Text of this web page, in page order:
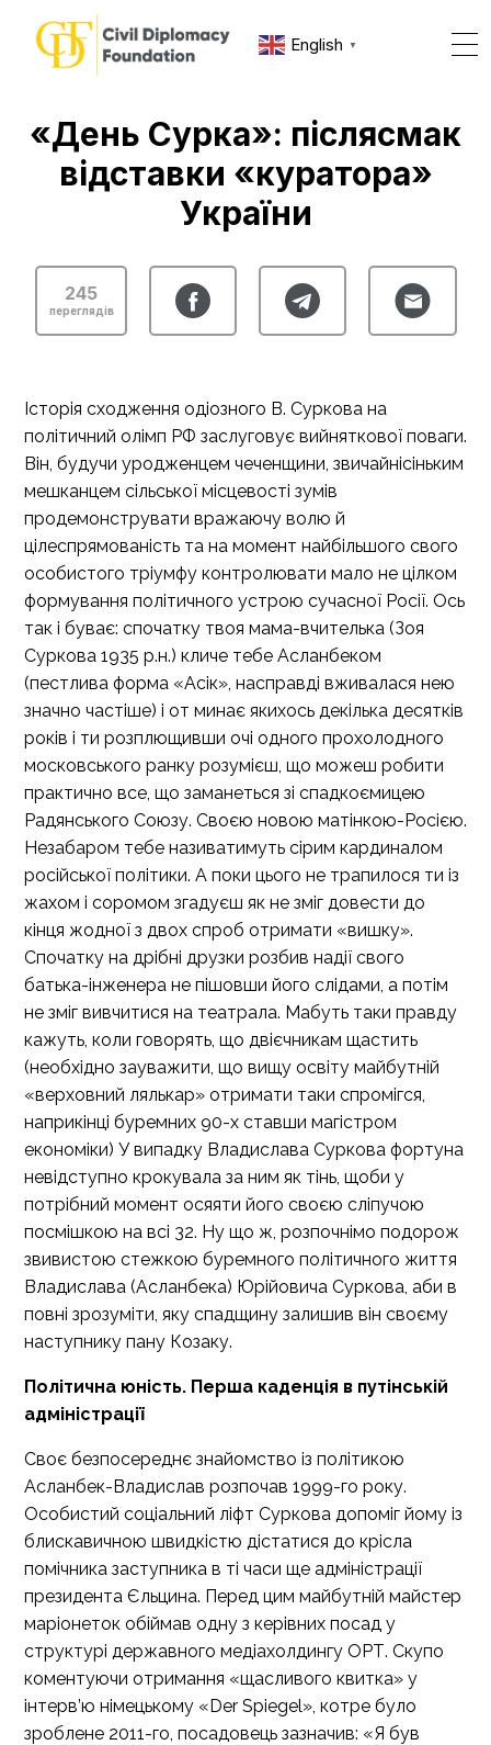
English ▼
«День Сурка»: післясмак
відставки «куратора»
України
245
переглядів
Історія сходження одіозного В. Суркова на
політичний олімп РФ заслуговує вийняткової поваги.
Він, будучи уродженцем чеченщини, звичайнісіньким
мешканцем сільської місцевості зумів
продемонструвати вражаючу волю й
цілеспрямованість та на момент найбільшого свого
особистого тріумфу контролювати мало не цілком
формування політичного устрою сучасної Росії. Ось
так і буває: спочатку твоя мама-вчителька (Зоя
Суркова 1935 р.н.) кличе тебе Асланбеком
(пестлива форма «Асік», насправді вживалася нею
значно частіше) і от минає якихось декілька десятків
років і ти розплющивши очі одного прохолодного
московського ранку розумієш, що можеш робити
практично все, що заманеться зі спадкоємицею
Радянського Союзу. Своєю новою матінкою-Росією.
Незабаром тебе називатимуть сірим кардиналом
російської політики. А поки цього не трапилося ти із
жахом і соромом згадуєш як не зміг довести до
кінця жодної з двох спроб отримати «вишку».
Спочатку на дрібні друзки розбив надії свого
батька-інженера не пішовши його слідами, а потім
не зміг вивчитися на театрала. Мабуть таки правду
кажуть, коли говорять, що двієчникам щастить
(необхідно зауважити, що вищу освіту майбутній
«верховний лялькар» отримати таки спромігся,
наприкінці буремних 90-х ставши магістром
економіки) У випадку Владислава Суркова фортуна
невідступно крокувала за ним як тінь, щоби у
потрібний момент осяяти його своєю сліпучою
посмішкою на всі 32. Ну що ж, розпочнімо подорож
звивистою стежкою буремного політичного життя
Владислава (Асланбека) Юрійовича Суркова, аби в
повні зрозуміти, яку спадщину залишив він своєму
наступнику пану Козаку.
Політична юність. Перша каденція в путінській
адміністрації
Своє безпосереднє знайомство із політикою
Асланбек-Владислав розпочав 1999-го року.
Особистий соціальний ліфт Суркова допоміг йому із
блискавичною швидкістю дістатися до крісла
помічника заступника в ті часи ще адміністрації
президента Єльцина. Перед цим майбутній майстер
маріонеток обіймав одну з керівних посад у
структурі державного медіахолдингу ОРТ. Скупо
коментуючи отримання «щасливого квитка» у
інтерв’ю німецькому «Der Spiegel», котре було
зроблене 2011-го, посадовець зазначив: «Я був